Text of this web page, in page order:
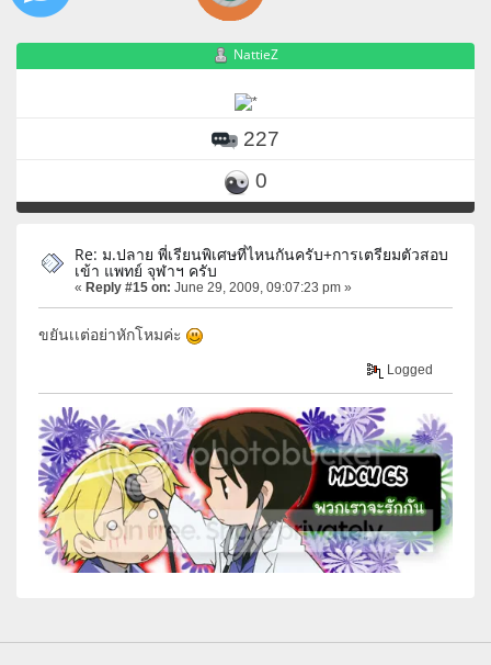
NattieZ
227
0
Re: ม.ปลาย พี่เรียนพิเศษที่ไหนกันครับ+การเตรียมตัวสอบ
เข้า แพทย์ จุฬาฯ ครับ
« Reply #15 on: June 29, 2009, 09:07:23 pm »
ขยันเเต่อย่าหักโหมค่ะ
Logged